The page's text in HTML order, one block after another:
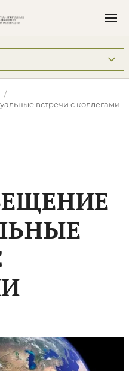
встречи с коллегами